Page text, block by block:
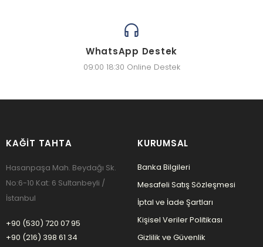
WhatsApp Destek
09:00 18:30 Online Destek
KAĞIT TAHTA
Hasanpaşa Mah. Beydağı Sk.
No:6-10 Kat: 6 Sultanbeyli /
İstanbul
+90 (530) 720 07 95
+90 (216) 398 61 34
KURUMSAL
Banka Bilgileri
Mesafeli Satış Sözleşmesi
İptal ve İade Şartları
Kişisel Veriler Politikası
Gizlilik ve Güvenlik